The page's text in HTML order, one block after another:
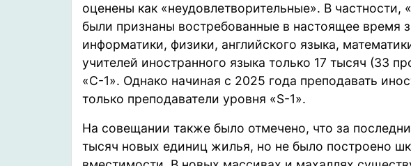
оценены как «неудовлетворительные». В частности,
были признаны востребованные в настоящее время
информатики, физики, английского языка,
учителей иностранного языка только 17 тысяч (33
«С-1». Однако начиная с 2025 года преподавать
только преподаватели уровня «S-1».
На совещании также было отмечено, что за
тысяч новых единиц жилья, но не было построено